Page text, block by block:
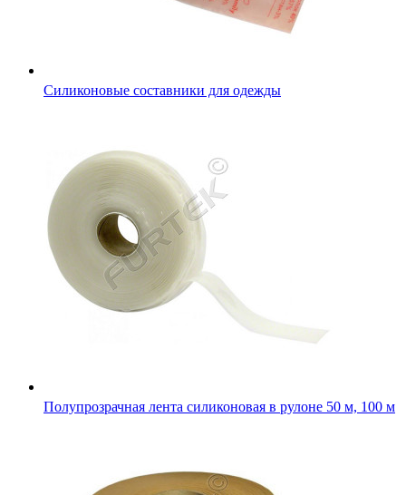
Полупрозрачная лента силиконовая в рулоне 50 м, 100 м
Кожкартонная лента светло-коричневая в рулоне 100 м